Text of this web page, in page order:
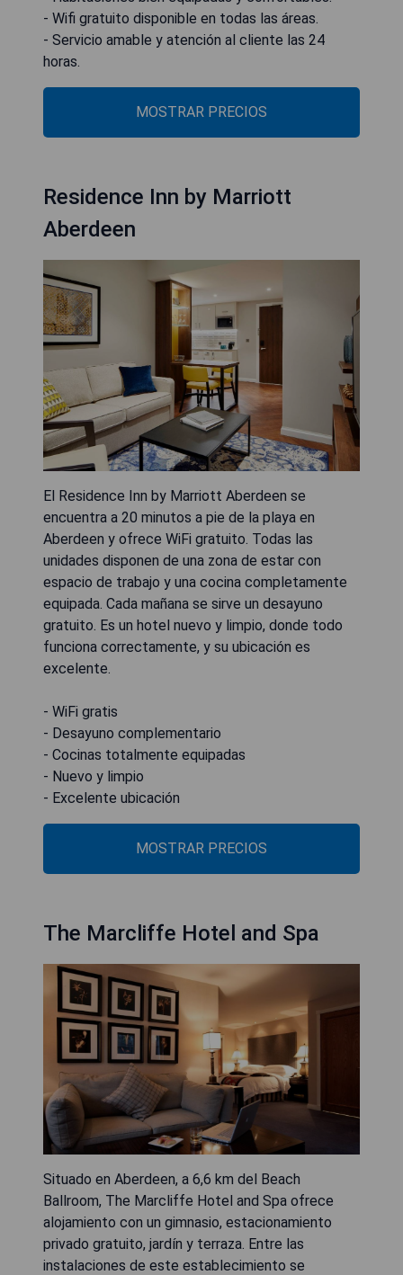
- Wifi gratuito disponible en todas las áreas.
- Servicio amable y atención al cliente las 24
horas.
MOSTRAR PRECIOS
Residence Inn by Marriott
Aberdeen
El Residence Inn by Marriott Aberdeen se
encuentra a 20 minutos a pie de la playa en
Aberdeen y ofrece WiFi gratuito. Todas las
unidades disponen de una zona de estar con
espacio de trabajo y una cocina completamente
equipada. Cada mañana se sirve un desayuno
gratuito. Es un hotel nuevo y limpio, donde todo
funciona correctamente, y su ubicación es
excelente.
- WiFi gratis
- Desayuno complementario
- Cocinas totalmente equipadas
- Nuevo y limpio
- Excelente ubicación
MOSTRAR PRECIOS
The Marcliffe Hotel and Spa
Situado en Aberdeen, a 6,6 km del Beach
Ballroom, The Marcliffe Hotel and Spa ofrece
alojamiento con un gimnasio, estacionamiento
privado gratuito, jardín y terraza. Entre las
instalaciones de este establecimiento se